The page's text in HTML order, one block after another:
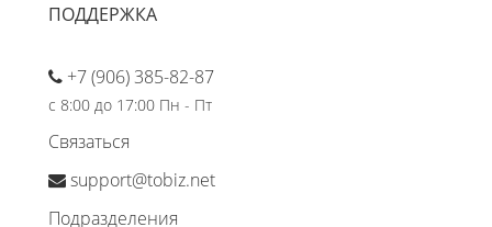
ПОДДЕРЖКА
+7 (906) 385-82-87
с 8:00 до 17:00 Пн - Пт
Связаться
support@tobiz.net
Подразделения